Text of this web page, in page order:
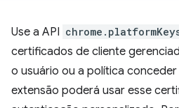
Use a API
certificados de cliente
o usuário ou a política conceder
extensão poderá usar esse